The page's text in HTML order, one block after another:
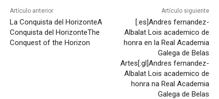
Artículo anterior
La Conquista del HorizonteA
Conquista del HorizonteThe
Conquest of the Horizon
Artículo siguiente
[:es]Andres fernandez-
Albalat Lois academico de
honra en la Real Academia
Galega de Belas
Artes[:gl]Andres fernandez-
Albalat Lois academico de
honra na Real Academia
Galega de Belas